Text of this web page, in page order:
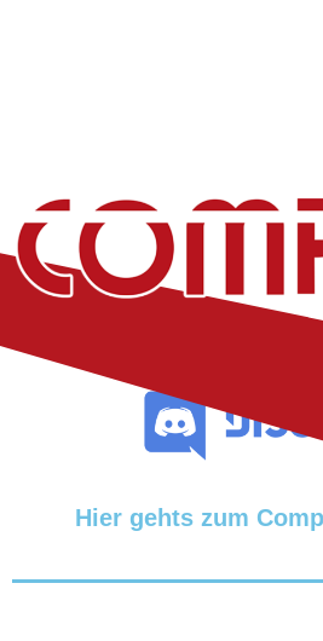
Hier gehts zum